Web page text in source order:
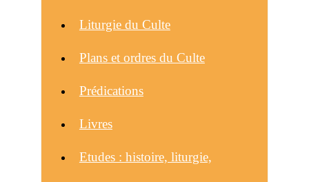
Liturgie du Culte
Plans et ordres du Culte
Prédications
Livres
Etudes : histoire, liturgie,